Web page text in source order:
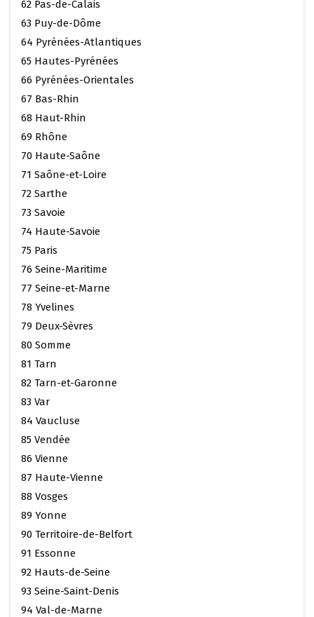
62 Pas-de-Calais
63 Puy-de-Dôme
64 Pyrénées-Atlantiques
65 Hautes-Pyrénées
66 Pyrénées-Orientales
67 Bas-Rhin
68 Haut-Rhin
69 Rhône
70 Haute-Saône
71 Saône-et-Loire
72 Sarthe
73 Savoie
74 Haute-Savoie
75 Paris
76 Seine-Maritime
77 Seine-et-Marne
78 Yvelines
79 Deux-Sèvres
80 Somme
81 Tarn
82 Tarn-et-Garonne
83 Var
84 Vaucluse
85 Vendée
86 Vienne
87 Haute-Vienne
88 Vosges
89 Yonne
90 Territoire-de-Belfort
91 Essonne
92 Hauts-de-Seine
93 Seine-Saint-Denis
94 Val-de-Marne